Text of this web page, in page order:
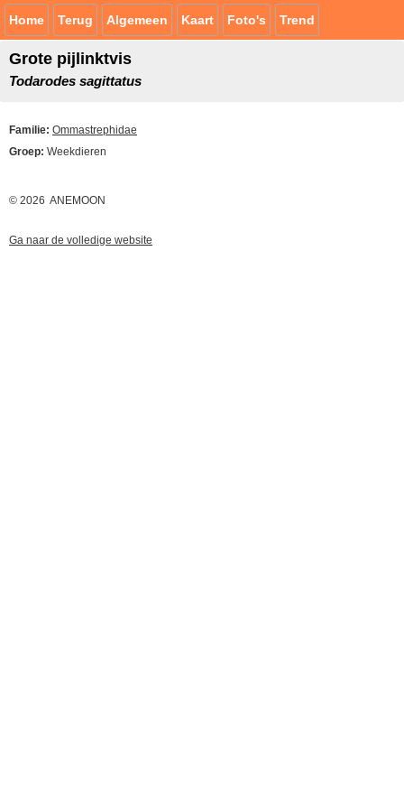
Home Terug Algemeen Kaart Foto's Trend
Grote pijlinktvis
Todarodes sagittatus
Familie: Ommastrephidae
Groep: Weekdieren
© 2026 ANEMOON
Ga naar de volledige website